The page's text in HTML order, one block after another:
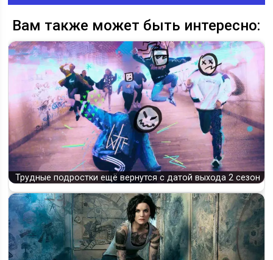
Вам также может быть интересно:
Трудные подростки ещё вернутся с датой выхода 2 сезон